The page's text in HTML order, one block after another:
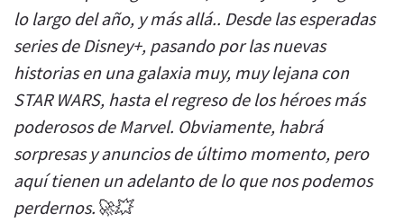
lo largo del año, y más allá.. Desde las esperadas
series de Disney+, pasando por las nuevas
historias en una galaxia muy, muy lejana con
STAR WARS, hasta el regreso de los héroes más
poderosos de Marvel. Obviamente, habrá
sorpresas y anuncios de último momento, pero
aquí tienen un adelanto de lo que nos podemos
perdernos.🚀💥